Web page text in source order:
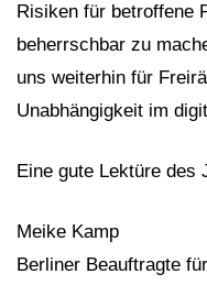
Risiken für betroffene
beherrschbar zu
uns weiterhin für
Unabhängigkeit im
Eine gute Lektüre des
Meike Kamp
Berliner Beauftragte